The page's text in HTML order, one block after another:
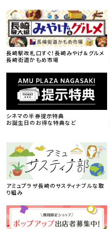
長崎駅改札口すぐ！長崎みやげ＆グルメ
長崎街道かもめ市場
シネマの半券提示特典
お誕生日のお得な特典など
アミュプラザ長崎のサスティナブルな取
り組み